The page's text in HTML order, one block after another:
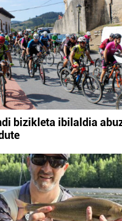
bizikleta ibilaldia